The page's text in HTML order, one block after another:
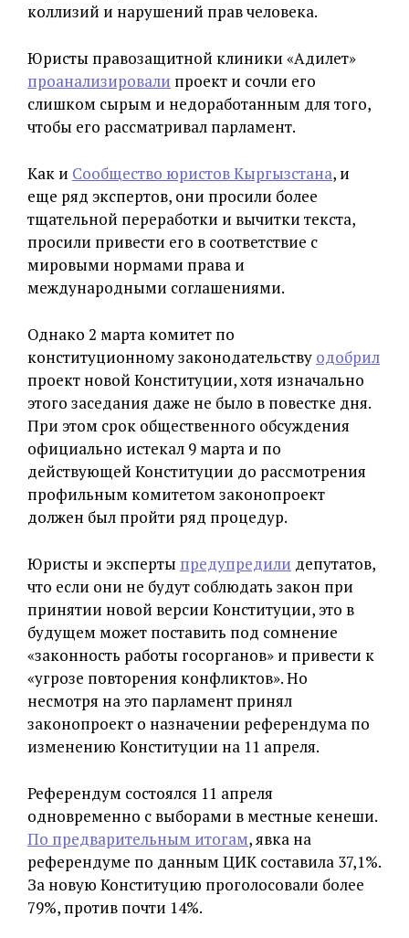
коллизий и нарушений прав человека.
Юристы правозащитной клиники «Адилет»
проанализировали проект и сочли его
слишком сырым и недоработанным для того,
чтобы его рассматривал парламент.
Как и Сообщество юристов Кыргызстана, и
еще ряд экспертов, они просили более
тщательной переработки и вычитки текста,
просили привести его в соответствие с
мировыми нормами права и
международными соглашениями.
Однако 2 марта комитет по
конституционному законодательству одобрил
проект новой Конституции, хотя изначально
этого заседания даже не было в повестке дня.
При этом срок общественного обсуждения
официально истекал 9 марта и по
действующей Конституции до рассмотрения
профильным комитетом законопроект
должен был пройти ряд процедур.
Юристы и эксперты предупредили депутатов,
что если они не будут соблюдать закон при
принятии новой версии Конституции, это в
будущем может поставить под сомнение
«законность работы госорганов» и привести к
«угрозе повторения конфликтов». Но
несмотря на это парламент принял
законопроект о назначении референдума по
изменению Конституции на 11 апреля.
Референдум состоялся 11 апреля
одновременно с выборами в местные кенеши.
По предварительным итогам, явка на
референдуме по данным ЦИК составила 37,1%.
За новую Конституцию проголосовали более
79%, против почти 14%.